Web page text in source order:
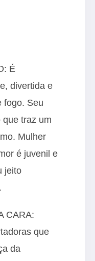
É
divertida e
fogo. Seu
que traz um
Mulher
é juvenil e
jeito
CARA:
que
da